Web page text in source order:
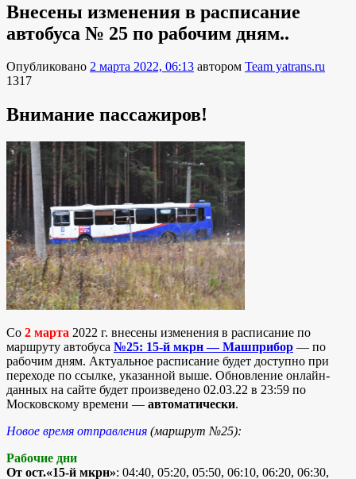
Внесены изменения в расписание
автобуса № 25 по рабочим дням..
Опубликовано 2 марта 2022, 06:13 автором Team yatrans.ru
1317
Внимание пассажиров!
Со 2 марта 2022 г. внесены изменения в расписание по
маршруту автобуса №25: 15-й мкрн — Машприбор — по
рабочим дням. Актуальное расписание будет доступно при
переходе по ссылке, указанной выше. Обновление онлайн-
данных на сайте будет произведено 02.03.22 в 23:59 по
Московскому времени — автоматически.
Новое время отправления (маршрут №25):
Рабочие дни
От ост.«15-й мкрн»: 04:40, 05:20, 05:50, 06:10, 06:20, 06:30,